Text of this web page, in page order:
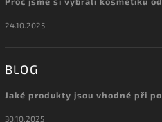
24.10.2025
BLOG
Jaké produkty jsou vhodné při
30.10.2025